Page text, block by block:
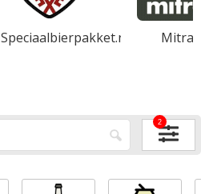
Speciaalbierpakket.nl Mitra
2